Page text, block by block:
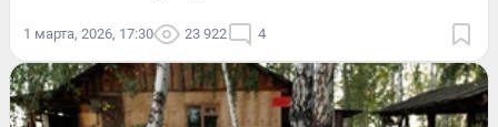
1 марта, 2026, 17:30 23 922 4